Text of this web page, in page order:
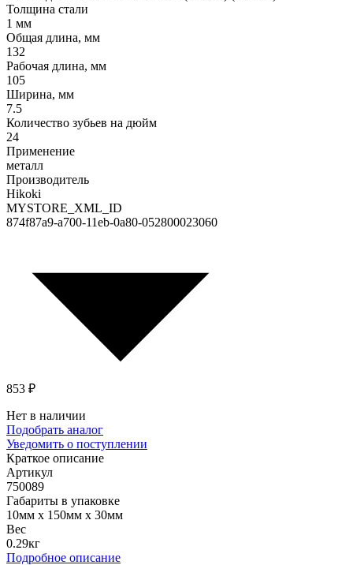
Толщина стали
1 мм
Общая длина, мм
132
Рабочая длина, мм
105
Ширина, мм
7.5
Количество зубьев на дюйм
24
Применение
металл
Производитель
Hikoki
MYSTORE_XML_ID
874f87a9-a700-11eb-0a80-052800023060
853 ₽
Нет в наличии
Подобрать аналог
Уведомить о поступлении
Краткое описание
Артикул
750089
Габариты в упаковке
10мм x 150мм x 30мм
Вес
0.29кг
Подробное описание